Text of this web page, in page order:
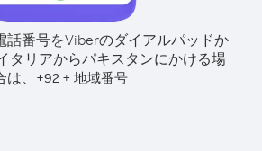
話番号をViberのダイアルパッドか
タリアからパキスタンにかける場
は、 +92 + 地域番号